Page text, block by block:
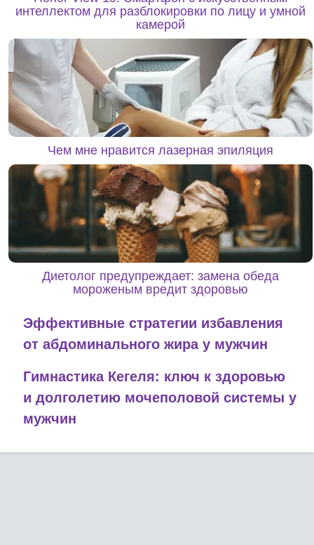
интеллектом для разблокировки по лицу и умной
камерой
Чем мне нравится лазерная эпиляция
Диетолог предупреждает: замена обеда
мороженым вредит здоровью
Эффективные стратегии избавления
от абдоминального жира у мужчин
Гимнастика Кегеля: ключ к здоровью
и долголетию мочеполовой системы у
мужчин